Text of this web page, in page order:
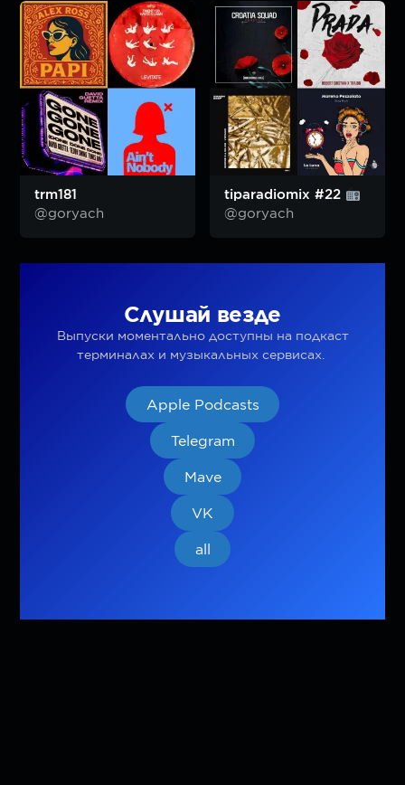
trm181
@goryach
tiparadiomix #22
@goryach
Слушай везде
Выпуски моментально доступны на подкаст
терминалах и музыкальных сервисах.
Apple Podcasts
Telegram
Mave
VK
all